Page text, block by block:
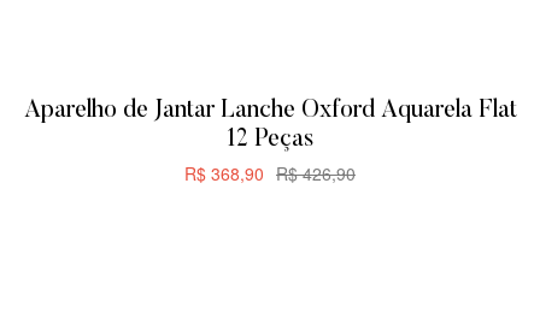
Aparelho de Jantar Lanche Oxford Aquarela Flat
12 Peças
R$426,90
R$ 368,90